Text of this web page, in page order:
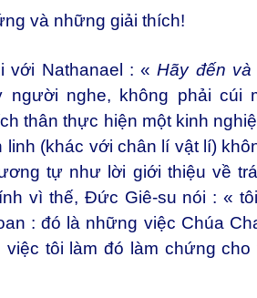
và những giải thích!
với Nathanael : «Hãy đến và
người nghe, không phải cúi
thân thực hiện một kinh
linh (khác với chân lí vật lí)
tự như lời giới thiệu về
vì thế, Đức Giê-su nói : «
: đó là những việc Chúa
tôi làm đó làm chứng